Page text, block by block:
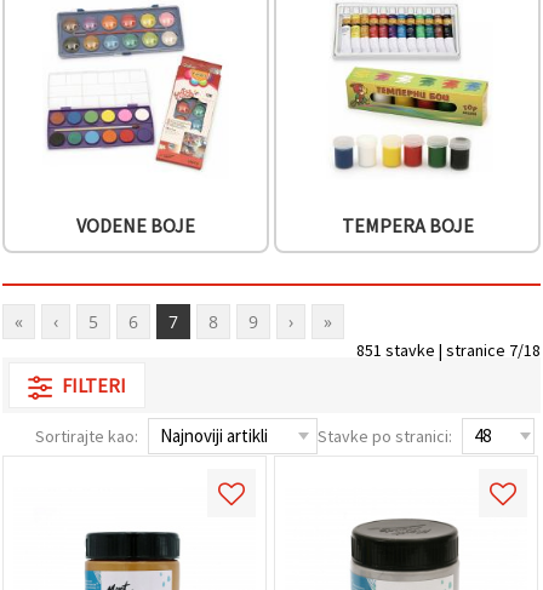
VODENE BOJE TEMPERA BOJE
« ‹ 5 6 7 8 9 › »
851 stavke | stranice 7/18
FILTERI
Sortirajte kao: Stavke po stranici: